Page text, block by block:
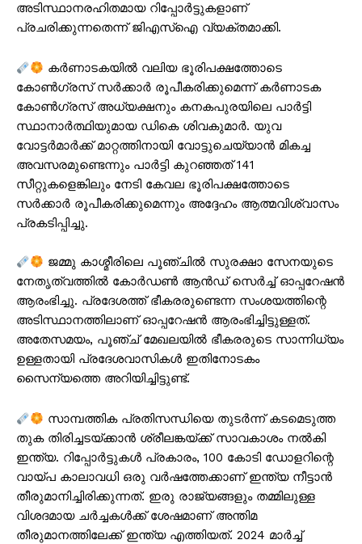
അടിസ്ഥാനരഹിതമായ റിപ്പോർട്ടുകളാണ്
പ്രചരിക്കുന്നതെന്ന് ജിഎസ്ഐ വ്യക്തമാക്കി.
കര്‍ണാടകയിൽ വലിയ ഭൂരിപക്ഷത്തോടെ
കോണ്‍ഗ്രസ് സര്‍ക്കാര്‍ രൂപീകരിക്കുമെന്ന് കർണാടക
കോൺഗ്രസ് അധ്യക്ഷനും കനകപുരയിലെ പാർട്ടി
സ്ഥാനാർത്ഥിയുമായ ഡികെ ശിവകുമാർ. യുവ
വോട്ടർമാർക്ക് മാറ്റത്തിനായി വോട്ടുചെയ്യാൻ മികച്ച
അവസരമുണ്ടെന്നും പാർട്ടി കുറഞ്ഞത് 141
സീറ്റുകളെങ്കിലും നേടി കേവല ഭൂരിപക്ഷത്തോടെ
സർക്കാർ രൂപീകരിക്കുമെന്നും അദ്ദേഹം ആത്മവിശ്വാസം
പ്രകടിപ്പിച്ചു.
ജമ്മു കാശ്മീരിലെ പൂഞ്ചിൽ സുരക്ഷാ സേനയുടെ
നേതൃത്വത്തിൽ കോർഡൺ ആൻഡ് സെർച്ച് ഓപ്പറേഷൻ
ആരംഭിച്ചു. പ്രദേശത്ത് ഭീകരരുണ്ടെന്ന സംശയത്തിന്റെ
അടിസ്ഥാനത്തിലാണ് ഓപ്പറേഷൻ ആരംഭിച്ചിട്ടുള്ളത്.
അതേസമയം, പൂഞ്ച് മേഖലയിൽ ഭീകരരുടെ സാന്നിധ്യം
ഉള്ളതായി പ്രദേശവാസികൾ ഇതിനോടകം
സൈന്യത്തെ അറിയിച്ചിട്ടുണ്ട്.
സാമ്പത്തിക പ്രതിസന്ധിയെ തുടർന്ന് കടമെടുത്ത
തുക തിരിച്ചടയ്ക്കാൻ ശ്രീലങ്കയ്ക്ക് സാവകാശം നൽകി
ഇന്ത്യ. റിപ്പോർട്ടുകൾ പ്രകാരം, 100 കോടി ഡോളറിന്റെ
വായ്പ കാലാവധി ഒരു വർഷത്തേക്കാണ് ഇന്ത്യ നീട്ടാൻ
തീരുമാനിച്ചിരിക്കുന്നത്. ഇരു രാജ്യങ്ങളും തമ്മിലുള്ള
വിശദമായ ചർച്ചകൾക്ക് ശേഷമാണ് അന്തിമ
തീരുമാനത്തിലേക്ക് ഇന്ത്യ എത്തിയത്. 2024 മാർച്ച്